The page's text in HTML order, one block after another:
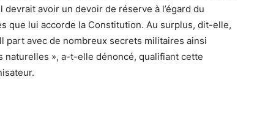
avoir un devoir de réserve à l’égard du
que lui accorde la Constitution. Au surplus, dit-elle,
part avec de nombreux secrets militaires ainsi
naturelles », a-t-elle dénoncé, qualifiant cette